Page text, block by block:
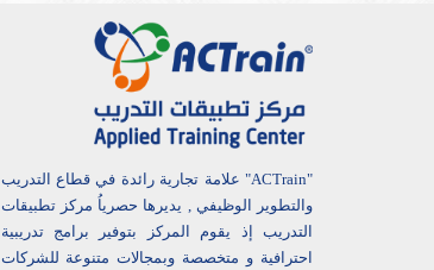
"ACTrain" علامة تجارية رائدة في قطاع التدريب
والتطوير الوظيفي , يديرها حصرياُ مركز تطبيقات
التدريب إذ يقوم المركز بتوفير برامج تدريبية
احترافية و متخصصة وبمجالات متنوعة للشركات